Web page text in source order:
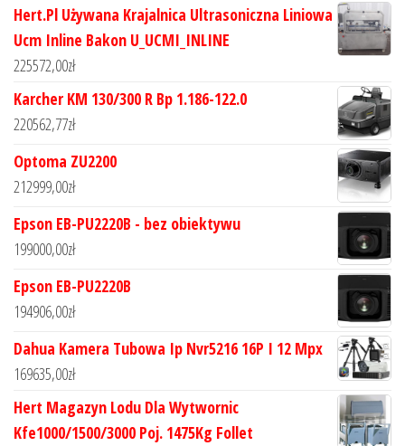
Hert.Pl Używana Krajalnica Ultrasoniczna Liniowa
Ucm Inline Bakon U_UCMI_INLINE
225572,00zł
Karcher KM 130/300 R Bp 1.186-122.0
220562,77zł
Optoma ZU2200
212999,00zł
Epson EB-PU2220B - bez obiektywu
199000,00zł
Epson EB-PU2220B
194906,00zł
Dahua Kamera Tubowa Ip Nvr5216 16P I 12 Mpx
169635,00zł
Hert Magazyn Lodu Dla Wytwornic
Kfe1000/1500/3000 Poj. 1475Kg Follet